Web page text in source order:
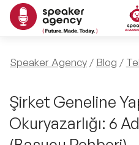
KONUŞMACILAR
Yerel Konuşmacılar
Global Konuşmacılar
KONULAR
Öne Çıkan Konular
ÇÖZÜMLER
Speaker Agency Blog
Şirket Geneline
Okuryazarlığı: 6